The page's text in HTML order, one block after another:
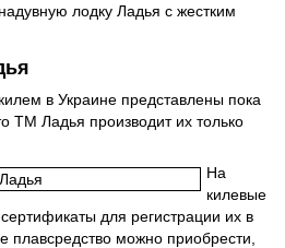
лодку Ладья с жестким
в Украине представлены пока
ТМ Ладья производит их только
На
килевые
для регистрации их в
плавсредство можно приобрести,